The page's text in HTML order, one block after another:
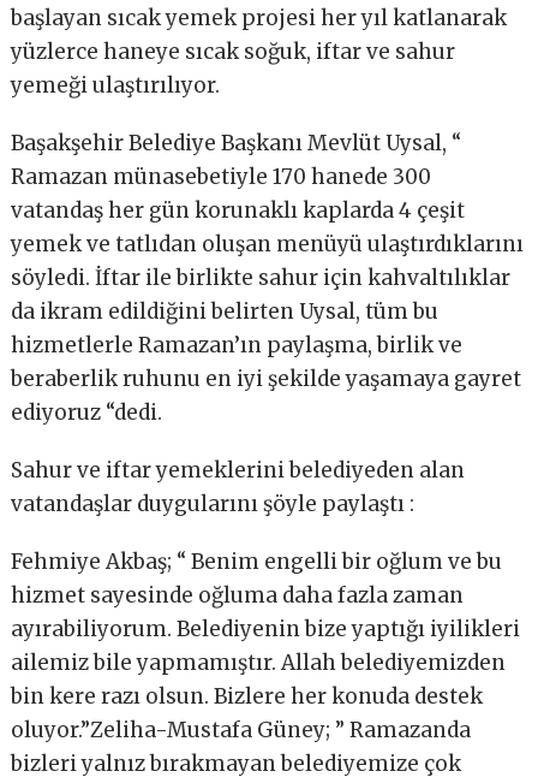
başlayan sıcak yemek projesi her yıl katlanarak
yüzlerce haneye sıcak soğuk, iftar ve sahur
yemeği ulaştırılıyor.
Başakşehir Belediye Başkanı Mevlüt Uysal, “
Ramazan münasebetiyle 170 hanede 300
vatandaş her gün korunaklı kaplarda 4 çeşit
yemek ve tatlıdan oluşan menüyü ulaştırdıklarını
söyledi. İftar ile birlikte sahur için kahvaltılıklar
da ikram edildiğini belirten Uysal, tüm bu
hizmetlerle Ramazan’ın paylaşma, birlik ve
beraberlik ruhunu en iyi şekilde yaşamaya gayret
ediyoruz “dedi.
Sahur ve iftar yemeklerini belediyeden alan
vatandaşlar duygularını şöyle paylaştı :
Fehmiye Akbaş; “ Benim engelli bir oğlum ve bu
hizmet sayesinde oğluma daha fazla zaman
ayırabiliyorum. Belediyenin bize yaptığı iyilikleri
ailemiz bile yapmamıştır. Allah belediyemizden
bin kere razı olsun. Bizlere her konuda destek
oluyor.”Zeliha-Mustafa Güney; ” Ramazanda
bizleri yalnız bırakmayan belediyemize çok